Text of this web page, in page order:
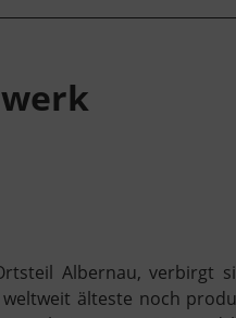
Albernau, verbirgt
älteste noch